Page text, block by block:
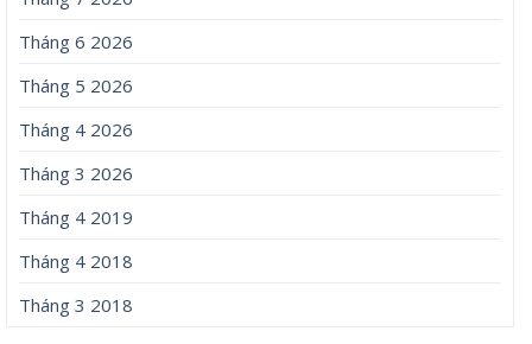
Tháng 6 2026
Tháng 5 2026
Tháng 4 2026
Tháng 3 2026
Tháng 4 2019
Tháng 4 2018
Tháng 3 2018